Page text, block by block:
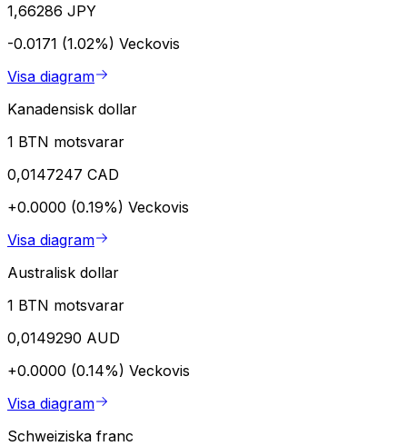
1,66286 JPY
-0.0171 (1.02%) Veckovis
Visa diagram
Kanadensisk dollar
1 BTN motsvarar
0,0147247 CAD
+0.0000 (0.19%) Veckovis
Visa diagram
Australisk dollar
1 BTN motsvarar
0,0149290 AUD
+0.0000 (0.14%) Veckovis
Visa diagram
Schweiziska franc